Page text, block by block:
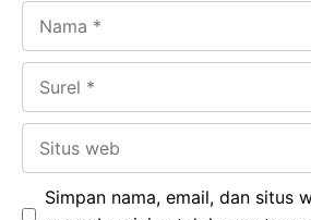
Simpan nama, email, dan situs